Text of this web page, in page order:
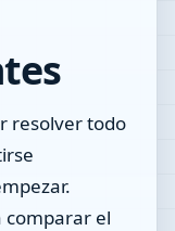
resolver todo
comparar el